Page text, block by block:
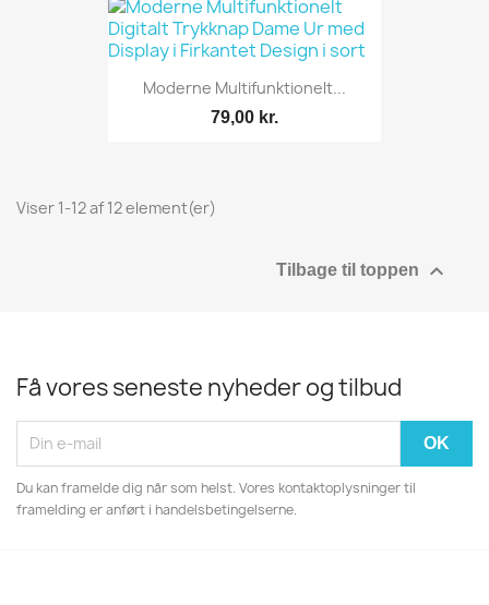
Moderne Multifunktionelt...
79,00 kr.
Viser 1-12 af 12 element(er)
Tilbage til toppen 
Få vores seneste nyheder og tilbud
Du kan framelde dig når som helst. Vores kontaktoplysninger til
framelding er anført i handelsbetingelserne.